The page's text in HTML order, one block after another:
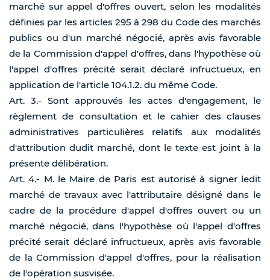
marché sur appel d'offres ouvert, selon les modalités
définies par les articles 295 à 298 du Code des marchés
publics ou d'un marché négocié, après avis favorable
de la Commission d'appel d'offres, dans l'hypothèse où
l'appel d'offres précité serait déclaré infructueux, en
application de l'article 104.1.2. du même Code.
Art. 3.- Sont approuvés les actes d'engagement, le
règlement de consultation et le cahier des clauses
administratives particulières relatifs aux modalités
d'attribution dudit marché, dont le texte est joint à la
présente délibération.
Art. 4.- M. le Maire de Paris est autorisé à signer ledit
marché de travaux avec l'attributaire désigné dans le
cadre de la procédure d'appel d'offres ouvert ou un
marché négocié, dans l'hypothèse où l'appel d'offres
précité serait déclaré infructueux, après avis favorable
de la Commission d'appel d'offres, pour la réalisation
de l'opération susvisée.